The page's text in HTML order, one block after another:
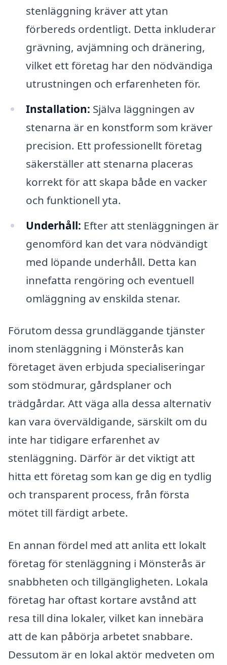
stenläggning kräver att ytan
förbereds ordentligt. Detta inkluderar
grävning, avjämning och dränering,
vilket ett företag har den nödvändiga
utrustningen och erfarenheten för.
Installation: Själva läggningen av
stenarna är en konstform som kräver
precision. Ett professionellt företag
säkerställer att stenarna placeras
korrekt för att skapa både en vacker
och funktionell yta.
Underhåll: Efter att stenläggningen är
genomförd kan det vara nödvändigt
med löpande underhåll. Detta kan
innefatta rengöring och eventuell
omläggning av enskilda stenar.
Förutom dessa grundläggande tjänster
inom stenläggning i Mönsterås kan
företaget även erbjuda specialiseringar
som stödmurar, gårdsplaner och
trädgårdar. Att väga alla dessa alternativ
kan vara överväldigande, särskilt om du
inte har tidigare erfarenhet av
stenläggning. Därför är det viktigt att
hitta ett företag som kan ge dig en tydlig
och transparent process, från första
mötet till färdigt arbete.
En annan fördel med att anlita ett lokalt
företag för stenläggning i Mönsterås är
snabbheten och tillgängligheten. Lokala
företag har oftast kortare avstånd att
resa till dina lokaler, vilket kan innebära
att de kan påbörja arbetet snabbare.
Dessutom är en lokal aktör medveten om